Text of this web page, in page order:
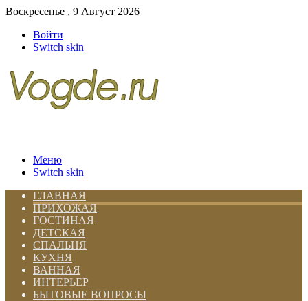
Воскресенье , 9 Август 2026
Войти
Switch skin
Меню
Switch skin
ГЛАВНАЯ
ПРИХОЖАЯ
ГОСТИНАЯ
ДЕТСКАЯ
СПАЛЬНЯ
КУХНЯ
ВАННАЯ
ИНТЕРЬЕР
БЫТОВЫЕ ВОПРОСЫ